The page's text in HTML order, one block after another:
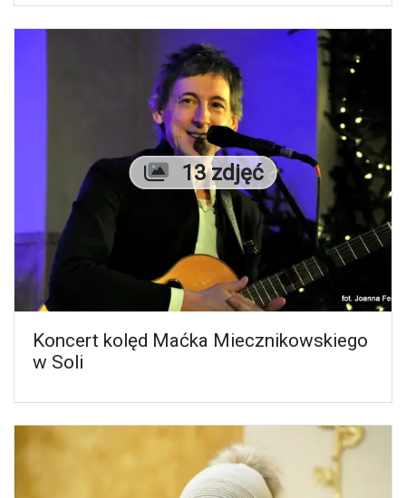
Liczba zdjęć
13 zdjęć
Koncert kolęd Maćka Miecznikowskiego
w Soli